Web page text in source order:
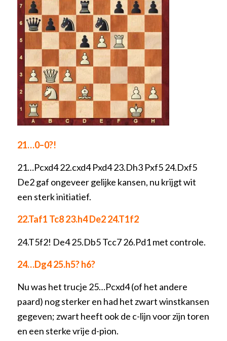
21…0–0?!
21…Pcxd4 22.cxd4 Pxd4 23.Dh3 Pxf5 24.Dxf5
De2 gaf ongeveer gelijke kansen, nu krijgt wit
een sterk initiatief.
22.Taf1 Tc8 23.h4 De2 24.T1f2
24.T5f2! De4 25.Db5 Tcc7 26.Pd1 met controle.
24…Dg4 25.h5? h6?
Nu was het trucje 25…Pcxd4 (of het andere
paard) nog sterker en had het zwart winstkansen
gegeven; zwart heeft ook de c-lijn voor zijn toren
en een sterke vrije d-pion.